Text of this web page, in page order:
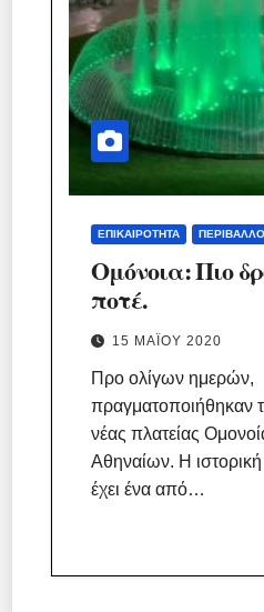
ΕΠΙΚΑΙΡΌΤΗΤΑ
Ομόνοια: Πιο
ποτέ.
15 ΜΑΪ́ΟΥ 2020
Προ ολίγων ημερών,
πραγματοποιήθηκαν
νέας πλατείας
Αθηναίων. Η
έχει ένα από…